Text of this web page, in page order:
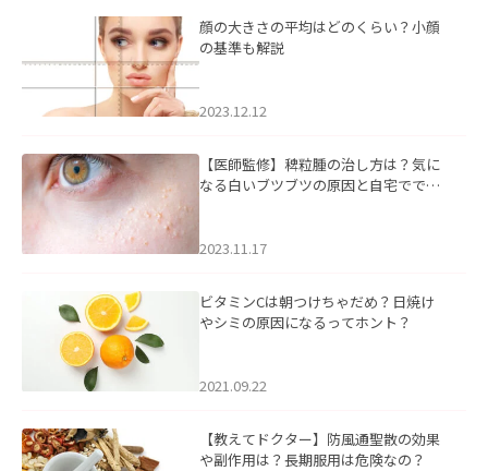
顔の大きさの平均はどのくらい？小顔
の基準も解説
2023.12.12
【医師監修】稗粒腫の治し方は？気に
なる白いブツブツの原因と自宅ででき
2023.11.17
ビタミンCは朝つけちゃだめ？日焼け
やシミの原因になるってホント？
2021.09.22
【教えてドクター】防風通聖散の効果
や副作用は？長期服用は危険なの？